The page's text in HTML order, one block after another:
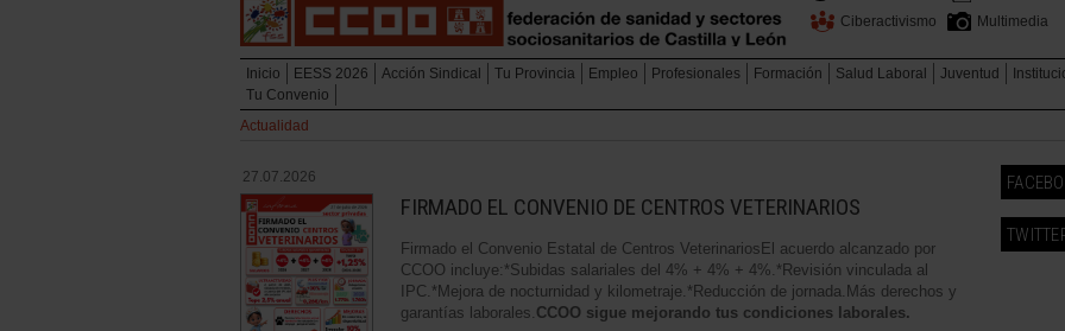
Ciberactivismo
Multimedia
Inicio EESS 2026 Acción Sindical Tu Provincia Empleo Profesionales Formación Salud Laboral Juventud
Tu Convenio
Actualidad
27.07.2026
FIRMADO EL CONVENIO DE CENTROS VETERINARIOS
Firmado el Convenio Estatal de Centros VeterinariosEl acuerdo alcanzado por
CCOO incluye:*Subidas salariales del 4% + 4% + 4%.*Revisión vinculada al
IPC.*Mejora de nocturnidad y kilometraje.*Reducción de jornada.Más derechos y
garantías laborales. CCOO sigue mejorando tus condiciones laborales.